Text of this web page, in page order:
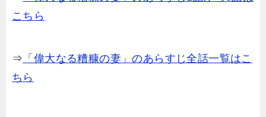
こちら
⇒ 「偉大なる糟糠の妻」のあらすじ全話一覧はこ
ちら